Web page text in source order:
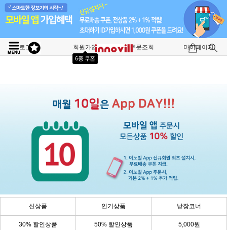
로그인 회원가입
6종 쿠폰
주문조회 마이페이지
신상품 인기상품 낱장코너
30% 할인상품 50% 할인상품 5,000원